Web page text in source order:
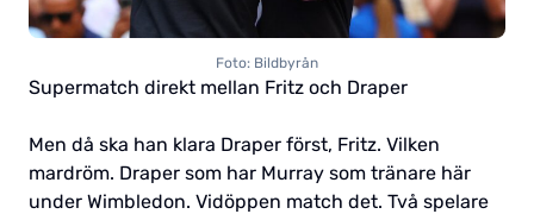
Foto: Bildbyrån
Supermatch direkt mellan Fritz och Draper
Men då ska han klara Draper först, Fritz. Vilken
mardröm. Draper som har Murray som tränare här
under Wimbledon. Vidöppen match det. Två spelare